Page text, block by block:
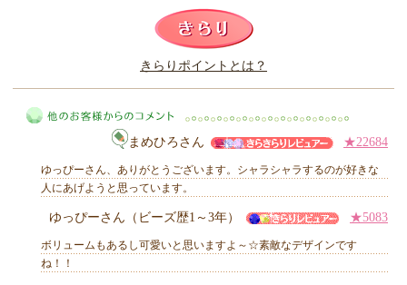
このレビューは参考になりましたか？
きらりポイントとは？
他のお客様からのコメント
まめひろさん ★22684
ゆっぴーさん、ありがとうございます。シャラシャラするのが好きな
人にあげようと思っています。
ゆっぴーさん（ビーズ歴1～3年） ★5083
ボリュームもあるし可愛いと思いますよ～☆素敵なデザインです
ね！！